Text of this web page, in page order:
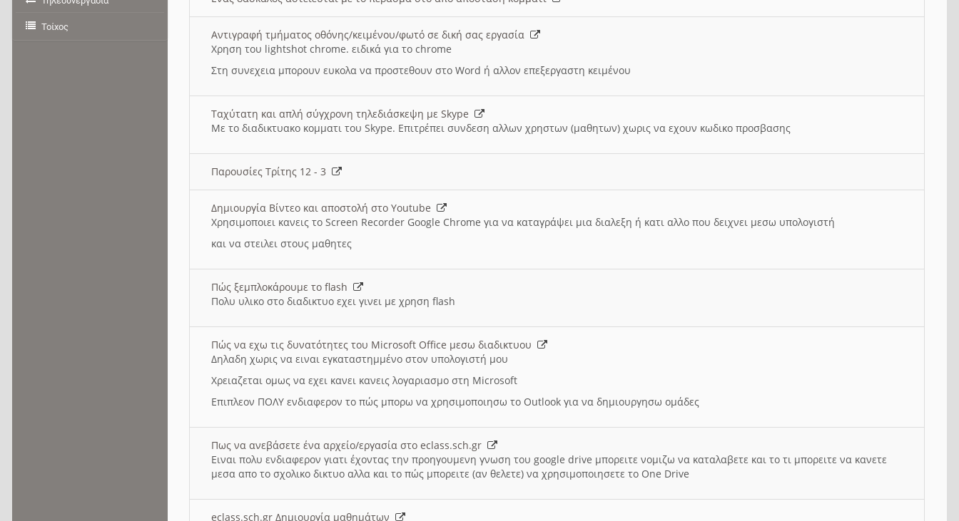
Αντιγραφή τμήματος οθόνης/κειμένου/φωτό σε δική σας εργασία
Χρηση του lightshot chrome. ειδικά για το chrome
Στη συνεχεια μπορουν ευκολα να προστεθουν στο Word ή αλλον επεξεργαστη κειμένου
Ταχύτατη και απλή σύγχρονη τηλεδιάσκεψη με Skype
Με το διαδικτυακο κομματι του Skype. Επιτρέπει συνδεση αλλων χρηστων (μαθητων) χωρις να εχουν κωδικο προσβασης
Παρουσίες Τρίτης 12 - 3
Δημιουργία Βίντεο και αποστολή στο Youtube
Χρησιμοποιει κανεις το Screen Recorder Google Chrome για να καταγράψει μια διαλεξη ή κατι αλλο που δειχνει μεσω υπολογιστή
και να στειλει στους μαθητες
Πώς ξεμπλοκάρουμε το flash
Πολυ υλικο στο διαδικτυο εχει γινει με χρηση flash
Πώς να εχω τις δυνατότητες του Microsoft Office μεσω διαδικτυου
Δηλαδη χωρις να ειναι εγκαταστημμένο στον υπολογιστή μου
Χρειαζεται ομως να εχει κανει κανεις λογαριασμο στη Microsoft
Επιπλεον ΠΟΛΥ ενδιαφερον το πώς μπορω να χρησιμοποιησω το Outlook για να δημιουργησω ομάδες
Πως να ανεβάσετε ένα αρχείο/εργασία στο eclass.sch.gr
Ειναι πολυ ενδιαφερον γιατι έχοντας την προηγουμενη γνωση του google drive μπορειτε νομιζω να καταλαβετε και το τι μπορειτε να κανετε
μεσα απο το σχολικο δικτυο αλλα και το πώς μπορειτε (αν θελετε) να χρησιμοποιησετε το One Drive
eclass.sch.gr Δημιουργία μαθημάτων
Τοίχος